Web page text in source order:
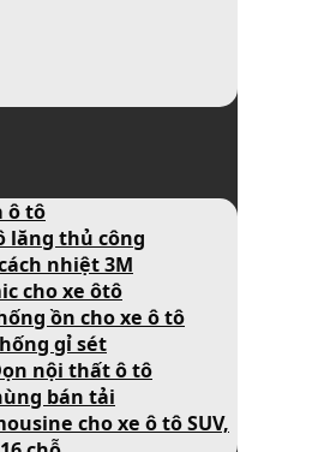
ô tô
lăng thủ công
nhiệt 3M
cho xe ôtô
ồn cho xe ô tô
gỉ sét
nội thất ô tô
bán tải
cho xe ô tô SUV,